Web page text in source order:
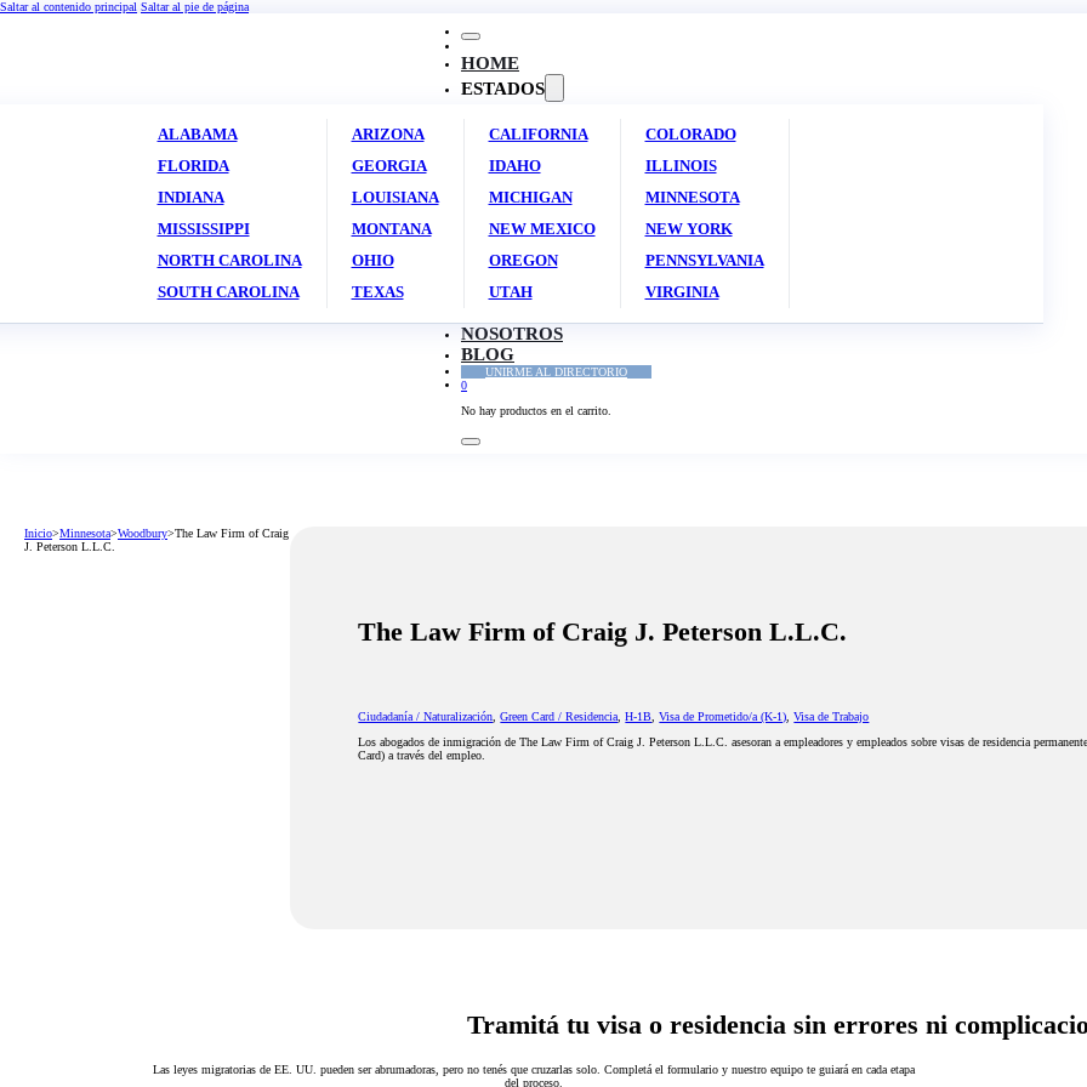
Saltar al contenido principal Saltar al pie de página
HOME
ESTADOS
ALABAMA ARIZONA CALIFORNIA
COLORADO
FLORIDA
GEORGIA IDAHO
ILLINOIS
INDIANA
LOUISIANA MICHIGAN
MINNESOTA
MISSISSIPPI
MONTANA NEW MEXICO
NEW YORK
NORTH CAROLINA
OHIO OREGON
PENNSYLVANIA
SOUTH CAROLINA
TEXAS UTAH VIRGINIA
NOSOTROS
BLOG
UNIRME AL DIRECTORIO
0
No hay productos en el carrito.
Inicio>Minnesota>Woodbury>The Law Firm of Craig
J. Peterson L.L.C.
The Law Firm of Craig J. Peterson L.L.C.
Ciudadanía / Naturalización,Green Card / Residencia,H-1B,Visa de Prometido/a (K-1),Visa de Trabajo
Los abogados de inmigración de The Law Firm of Craig J. Peterson L.L.C. asesoran a empleadores y empleados sobre visas de residencia
Card) a través del empleo.
Tramitá tu visa o residencia sin errores ni
Las leyes migratorias de EE. UU. pueden ser abrumadoras, pero no tenés que cruzarlas solo. Completá el formulario y nuestro equipo te guiará en cada etapa
del proceso.